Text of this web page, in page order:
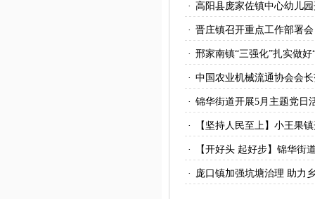
· 高阳县庞家佐镇中心幼儿
· 晋庄镇召开重点工作部署会
· 邢家南镇“三强化”扎实做好
· 中国农业机械流通协会会
· 锦华街道开展5月主题党日
· 【坚持人民至上】小王果
· 【开好头 起好步】锦华街
· 庞口镇加强坑塘治理 助力